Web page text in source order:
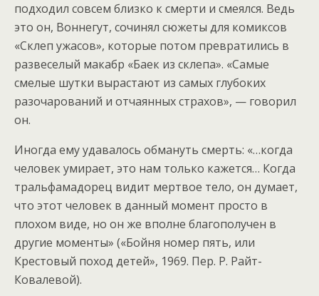
подходил совсем близко к смерти и смеялся. Ведь
это он, Воннегут, сочинял сюжеты для комиксов
«Склеп ужасов», которые потом превратились в
развеселый макабр «Баек из склепа». «Самые
смелые шутки вырастают из самых глубоких
разочарований и отчаянных страхов», — говорил
он.
Иногда ему удавалось обмануть смерть: «…когда
человек умирает, это нам только кажется… Когда
тральфамадорец видит мертвое тело, он думает,
что этот человек в данный момент просто в
плохом виде, но он же вполне благополучен в
другие моменты» («Бойня номер пять, или
Крестовый поход детей», 1969. Пер. Р. Райт-
Ковалевой).